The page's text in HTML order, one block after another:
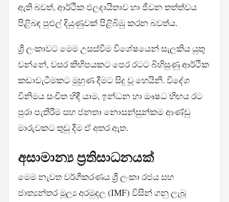
ඇති බවත්, ආර්ථික ඵලදායිතාව හා ජීවන තත්ත්වය
පිළිබඳ පුළුල් දියුණුවක් පිළිබිඹු කරන බවත්ය.
ශ්‍රී ලංකාවට මෙම උසස්වීම විශේෂයෙන් සැලකිය යුතු
වන්නේ, වසර කිහිපයකට පෙර රටට බිහිසුණු ආර්ථික
කඩාවැටීමකට මුහුණ දීමට සිදු වූ හෙයිනි. විදේශ
විනිමය සංචිත හිඳී යාම, ඉන්ධන හා ඖෂධ හිඟය රට
පුරා පැතිරීම සහ ජනතා නොසන්සුන්කම ආණ්ඩු
මාරුවකට තුඩු දීම ඒ අතර ඇත.
අසාමාන්‍ය ප්‍රතිසාධනයක්
මෙම නැවත වර්ගීකරණය ශ්‍රී ලංකා රජය සහ
ජාත්‍යන්තර මූල්‍ය අරමුදල (IMF) විසින් ගනු ලැබූ